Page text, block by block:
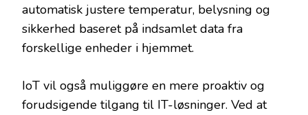
automatisk justere temperatur, belysning og
sikkerhed baseret på indsamlet data fra
forskellige enheder i hjemmet.
IoT vil også muliggøre en mere proaktiv og
forudsigende tilgang til IT-løsninger. Ved at